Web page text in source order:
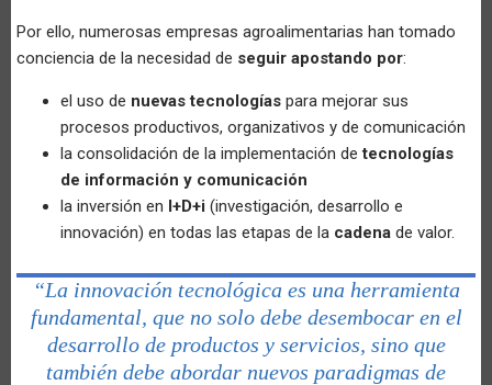
Por ello, numerosas empresas agroalimentarias han tomado
conciencia de la necesidad de seguir apostando por:
el uso de nuevas tecnologías para mejorar sus
procesos productivos, organizativos y de comunicación
la consolidación de la implementación detecnologías
de información y comunicación
la inversión en I+D+i (investigación, desarrollo e
innovación) en todas las etapas de la cadena de valor.
“La innovación tecnológica es una herramienta
fundamental, que no solo debe desembocar en el
desarrollo de productos y servicios, sino que
también debe abordar nuevos paradigmas de